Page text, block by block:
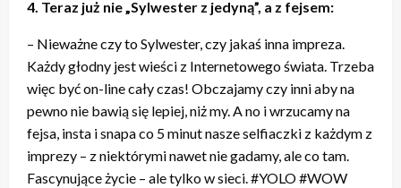
4. Teraz już nie „Sylwester z jedyną”, a z fejsem:
– Nieważne czy to Sylwester, czy jakaś inna impreza.
Każdy głodny jest wieści z Internetowego świata. Trzeba
więc być on-line cały czas! Obczajamy czy inni aby na
pewno nie bawią się lepiej, niż my. A no i wrzucamy na
fejsa, insta i snapa co 5 minut nasze selfiaczki z każdym z
imprezy – z niektórymi nawet nie gadamy, ale co tam.
Fascynujące życie – ale tylko w sieci. #YOLO #WOW